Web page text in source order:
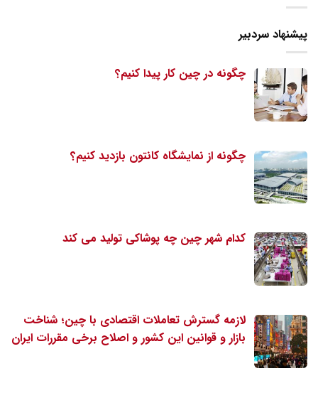
پیشنهاد سردبیر
چگونه در چین کار پیدا کنیم؟
چگونه از نمایشگاه کانتون بازدید کنیم؟
کدام شهر چین چه پوشاکی تولید می کند
لازمه گسترش تعاملات اقتصادی با چین؛ شناخت
بازار و قوانین این کشور و اصلاح برخی مقررات ایران